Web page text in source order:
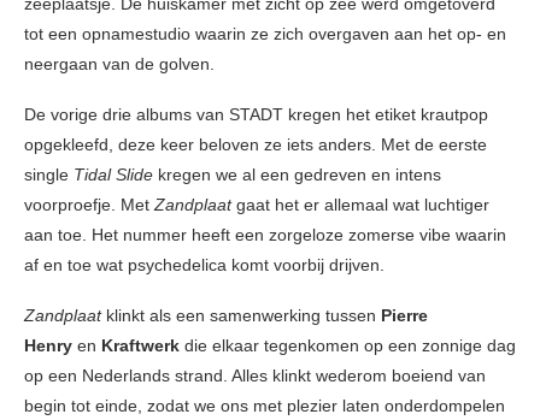
zeeplaatsje. De huiskamer met zicht op zee werd omgetoverd
tot een opnamestudio waarin ze zich overgaven aan het op- en
neergaan van de golven.
De vorige drie albums van STADT kregen het etiket krautpop
opgekleefd, deze keer beloven ze iets anders. Met de eerste
single Tidal Slide kregen we al een gedreven en intens
voorproefje. MetZandplaatgaat het er allemaal wat luchtiger
aan toe. Het nummer heeft een zorgeloze zomerse vibe waarin
af en toe wat psychedelica komt voorbij drijven.
Zandplaatklinkt als een samenwerking tussen Pierre
Henry en Kraftwerk die elkaar tegenkomen op een zonnige dag
op een Nederlands strand. Alles klinkt wederom boeiend van
begin tot einde, zodat we ons met plezier laten onderdompelen